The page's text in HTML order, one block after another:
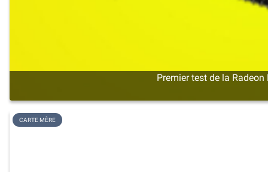
Premier test de la
CARTE MÈRE